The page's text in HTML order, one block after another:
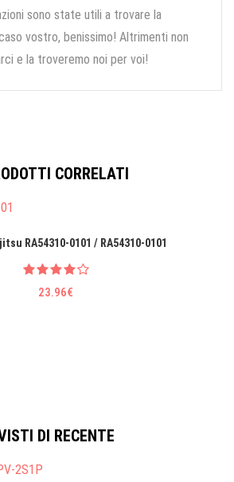
sono state utili a trovare la
vostro, benissimo! Altrimenti non
e la troveremo noi per voi!
CORRELATI
RA54310-0101 / RA54310-0101
23.96€
DI RECENTE